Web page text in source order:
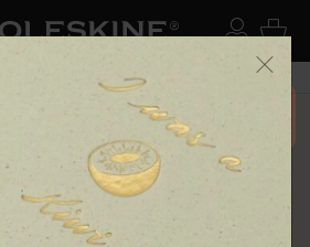
の切替 ログ
ードなど) カ
上のご購入で送料無料 メニ
The Original Notebook